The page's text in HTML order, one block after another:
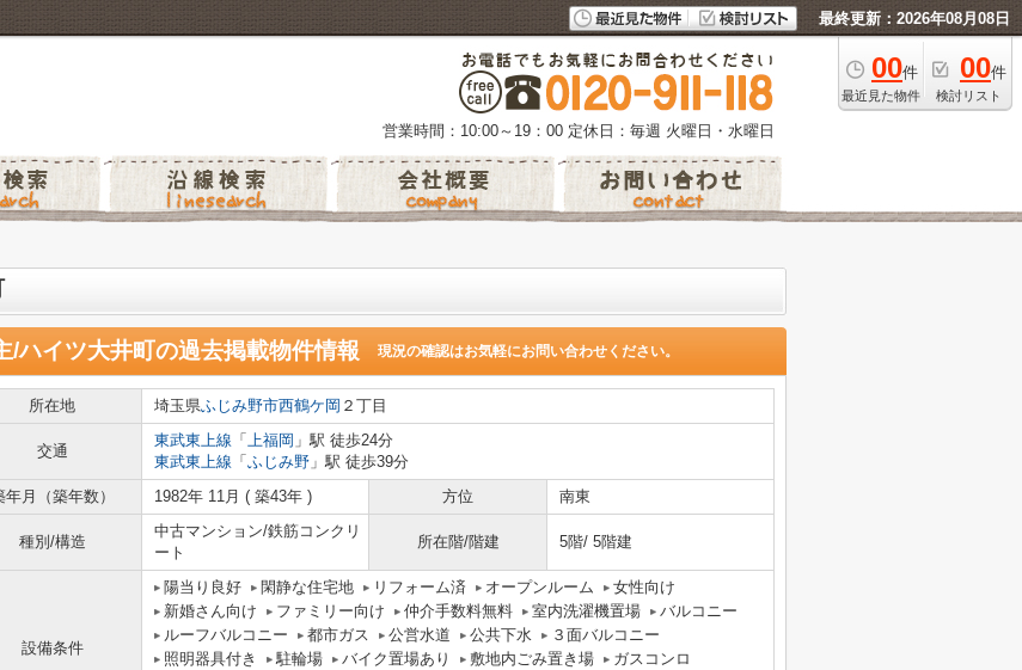
最終更新：2026年08月08日
00件
最近見た物件
00件
検討リスト
営業時間：10:00～19：00 定休日：毎週 火曜日・水曜日
/ハイツ大井町の過去掲載物件情報 現況の確認はお気軽にお問い合わせください。
所在地 埼玉県ふじみ野市西鶴ケ岡 ２丁目
交通
東武東上線 「 上福岡 」駅 徒歩24分
東武東上線 「 ふじみ野 」駅 徒歩39分
年月（築年数）
1982年 11月 ( 築43年 ) 方位 南東
種別/構造
中古マンション/鉄筋コンクリ
ート
所在階/階建 5階/ 5階建
設備条件
陽当り良好 閑静な住宅地 リフォーム済 オープンルーム
女性向け
新婚さん向け
ファミリー向け 仲介手数料無料 室内洗濯機置場
バルコニー
ルーフバルコニー
都市ガス 公営水道 公共下水
３面バルコニー
照明器具付き
駐輪場 バイク置場あり 敷地内ごみ置き場
ガスコンロ